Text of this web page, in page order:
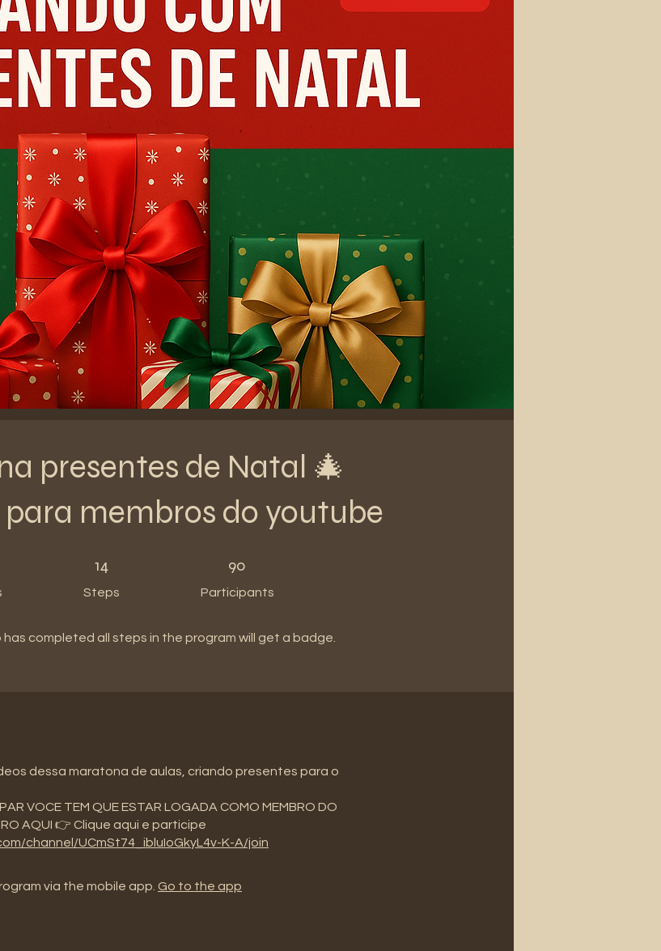
presentes de Natal 🎄
para membros do youtube
14
Steps
90
Participants
has completed all steps in the program will get a badge.
dessa maratona de aulas, criando presentes para o
VOCE TEM QUE ESTAR LOGADA COMO MEMBRO DO
AQUI 👉 Clique aqui e participe
channel/UCmSt74_ibluIoGkyL4v-K-A/join
via the mobile app. Go to the app